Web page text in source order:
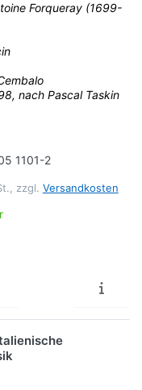
Forqueray (1699-
nach Pascal Taskin
1101-2
zzgl. Versandkosten